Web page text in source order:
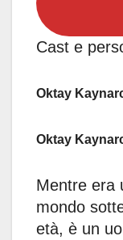
Cast e
Oktay
Oktay
Mentre era
mondo
età, è un